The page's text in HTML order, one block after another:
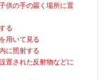
供の手の届く場所に置
る
用いて見る
に照射する
置された反射物などに